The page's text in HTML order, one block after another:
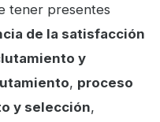
tener presentes
de la satisfacción
y
, proceso
y selección,